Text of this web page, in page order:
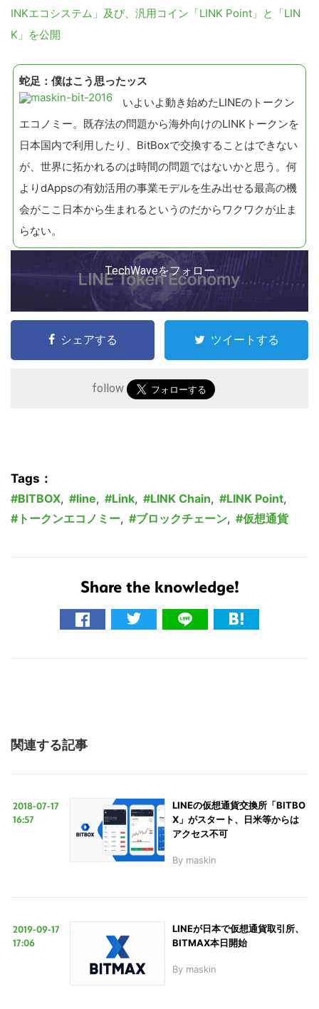
INKエコシステム」及び、汎用コイン「LINK Point」と「LIN
K」を公開
蛇足：僕はこう思ったッス
いよいよ動き始めたLINEのトークン
エコノミー。既存法の問題から海外向けのLINKトークンを
日本国内で利用したり、BitBoxで交換することはできない
が、世界に拓かれるのは時間の問題ではないかと思う。何
よりdAppsの有効活用の事業モデルを生み出せる最高の機
会がここ日本から生まれるというのだからワクワクが止ま
らない。
TechWaveをフォロー
シェアする ツイートする
follow
Tags：
BITBOX, line, Link, LINK Chain, LINK Point,
トークンエコノミー, ブロックチェーン, 仮想通貨
Share the knowledge!
関連する記事
2018-07-17
16:57
LINEの仮想通貨交換所「BITBO
X」がスタート、日米等からは
アクセス不可
By maskin
2019-09-17
17:06
LINEが日本で仮想通貨取引所、
BITMAX本日開始
By maskin
こ
サ
イ
検
索
す
る